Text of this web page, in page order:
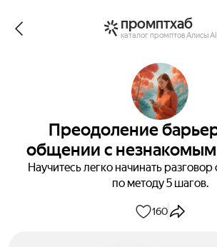
промптхаб
каталог промптов Алисы AI
Преодоление
общении с
Научитесь легко начинать
по методу 5 шагов.
160